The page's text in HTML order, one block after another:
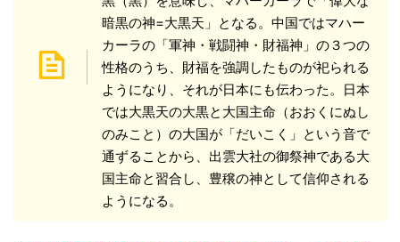
暗黒の神=大黒天」となる。中国ではマハー
カーラの「軍神・戦闘神・財福神」の３つの
性格のうち、財福を強調したものが祀られる
ようになり、それが日本にも伝わった。日本
では大黒天の大黒と大国主命（おおくにぬし
のみこと）の大国が「だいこく」という音で
通ずることから、出雲大社の御祭神である大
国主命と習合し、豊穣の神として信仰される
ようになる。